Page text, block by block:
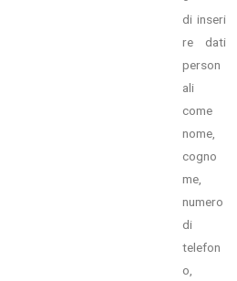
di inseri
re dati
person
ali
come
nome,
cogno
me,
numero
di
telefon
o,